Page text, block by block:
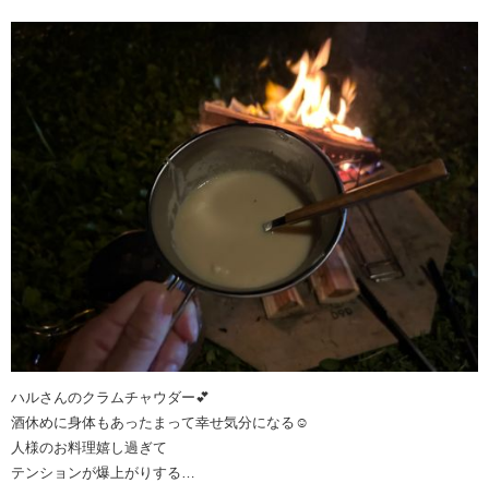
ハルさんのクラムチャウダー💕
酒休めに身体もあったまって幸せ気分になる☺️
人様のお料理嬉し過ぎて
テンションが爆上がりする…